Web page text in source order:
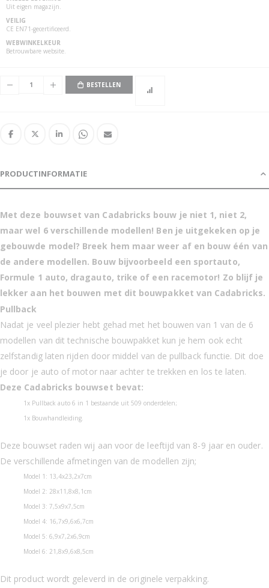
Uit eigen magazijn.
VEILIG
CE EN71-gecertificeerd.
WEBWINKELKEUR
Betrouwbare website.
BESTELLEN
PRODUCTINFORMATIE
Met deze bouwset van Cadabricks bouw je niet 1, niet 2,
maar wel 6 verschillende modellen! Ben je uitgekeken op je
gebouwde model? Breek hem maar weer af en bouw één van
de andere modellen. Bouw bijvoorbeeld een sportauto,
Formule 1 auto, dragauto, trike of een racemotor! Zo blijf je
lekker aan het bouwen met dit bouwpakket van Cadabricks.
Pullback
Nadat je veel plezier hebt gehad met het bouwen van 1 van de 6
modellen van dit technische bouwpakket kun je hem ook echt
zelfstandig laten rijden door middel van de pullback functie. Dit doe
je door je auto of motor naar achter te trekken en los te laten.
Deze Cadabricks bouwset bevat:
1x Pullback auto 6 in 1 bestaande uit 509 onderdelen;
1x Bouwhandleiding.
Deze bouwset raden wij aan voor de leeftijd van 8-9 jaar en ouder.
De verschillende afmetingen van de modellen zijn;
Model 1: 13,4x23,2x7cm
Model 2: 28x11,8x8,1cm
Model 3: 7,5x9x7,5cm
Model 4: 16,7x9,6x6,7cm
Model 5: 6,9x7,2x6,9cm
Model 6: 21,8x9,6x8,5cm
Dit product wordt geleverd in de originele verpakking.